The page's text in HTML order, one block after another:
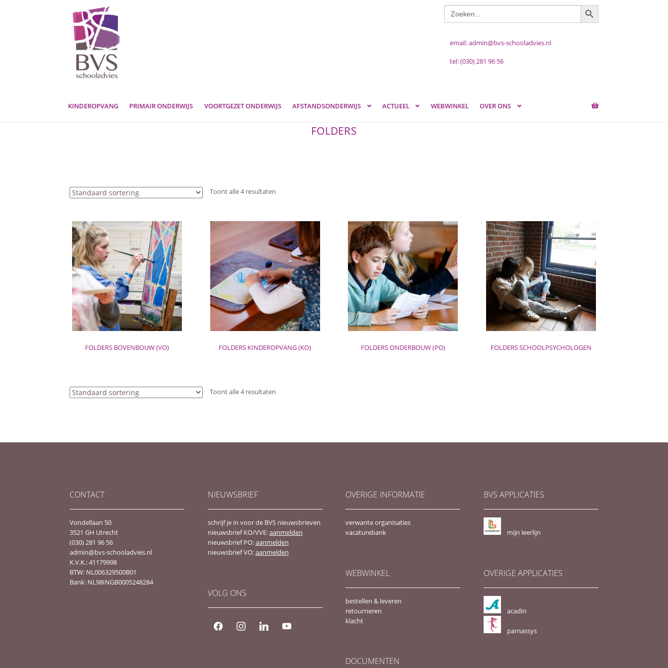
Ga
door
naar
navigatie
Ga
naar
de
inhoud
Zoek
naar:
ZOEKKNOP
email: admin@bvs-schooladvies.nl
tel: (030) 281 96 56
KINDEROPVANG PRIMAIR ONDERWIJS VOORTGEZET ONDERWIJS AFSTANDSONDERWIJS ACTUEEL WEBWINKEL OVER ONS
FOLDERS
Toont alle 4 resultaten
FOLDERS BOVENBOUW (VO) FOLDERS KINDEROPVANG (KO) FOLDERS ONDERBOUW (PO) FOLDERS SCHOOLPSYCHOLOGEN
Toont alle 4 resultaten
CONTACT
Vondellaan 50
3521 GH Utrecht
(030) 281 96 56
admin@bvs-schooladvies.nl
K.V.K.: 41179998
BTW: NL006329500B01
Bank: NL98INGB0005248284
NIEUWSBRIEF
schrijf je in voor de BVS nieuwsbrieven
nieuwsbrief KO/VVE:aanmelden
nieuwsbrief PO:aanmelden
nieuwsbrief VO:aanmelden
VOLG ONS
facebook instagramlinkedin youtube
OVERIGE INFORMATIE
verwante organisaties
vacaturebank
WEBWINKEL
bestellen & leveren
retourneren
klacht
DOCUMENTEN
BVS APPLICATIES
mijn leerlijn
OVERIGE APPLICATIES
acadin
parnassys